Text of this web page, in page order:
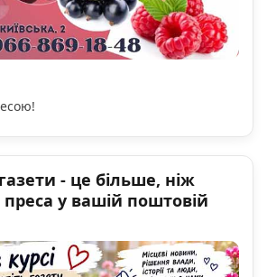
- це більше, ніж
преса у вашій поштовій